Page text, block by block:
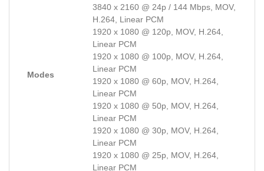
Modes
3840 x 2160 @ 24p / 144 Mbps, MOV,
H.264, Linear PCM
1920 x 1080 @ 120p, MOV, H.264,
Linear PCM
1920 x 1080 @ 100p, MOV, H.264,
Linear PCM
1920 x 1080 @ 60p, MOV, H.264,
Linear PCM
1920 x 1080 @ 50p, MOV, H.264,
Linear PCM
1920 x 1080 @ 30p, MOV, H.264,
Linear PCM
1920 x 1080 @ 25p, MOV, H.264,
Linear PCM